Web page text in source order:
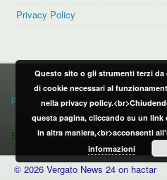
Privacy Policy
PRIVACY POLICY
privacy policy
CONTATTI:
Email:info@vergatonews24.it
© 2026 Vergato News 24 on hactar
Questo sito o gli strumenti terzi
di cookie necessari al
nella privacy
questa pagina, cliccando su un
in altra maniera,<br>acconsenti
informazioni